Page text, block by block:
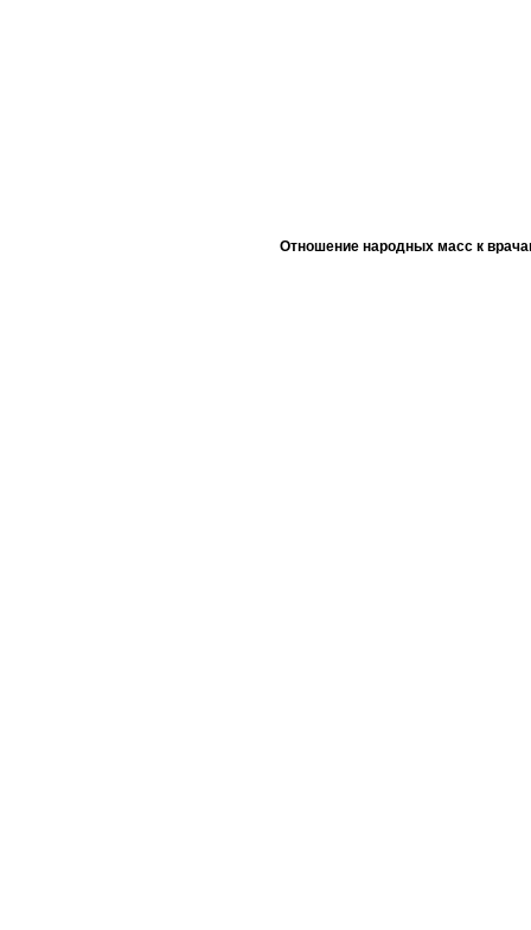
Отношение народных масс к